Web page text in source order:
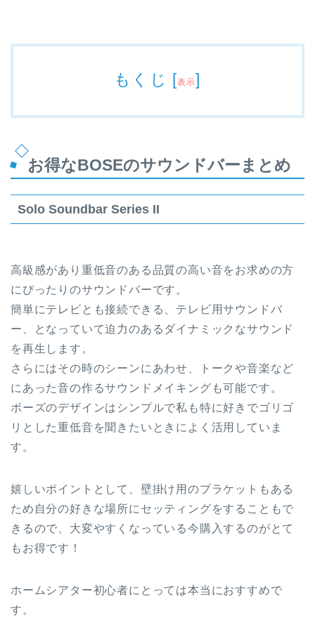
もくじ [表示]
お得なBOSEのサウンドバーまとめ
Solo Soundbar Series II
高級感があり重低音のある品質の高い音をお求めの方
にぴったりのサウンドバーです。
簡単にテレビとも接続できる、テレビ用サウンドバ
ー、となっていて迫力のあるダイナミックなサウンド
を再生します。
さらにはその時のシーンにあわせ、トークや音楽など
にあった音の作るサウンドメイキングも可能です。
ボーズのデザインはシンプルで私も特に好きでゴリゴ
リとした重低音を聞きたいときによく活用していま
す。
嬉しいポイントとして、壁掛け用のプラケットもある
ため自分の好きな場所にセッティングをすることもで
きるので、大変やすくなっている今購入するのがとて
もお得です！
ホームシアター初心者にとっては本当におすすめで
す。